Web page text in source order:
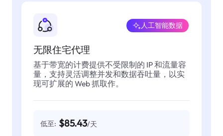
无限住宅代理
人工智能数据
基于带宽的计费提供不受限制的 IP 和流量容
量，支持灵活调整并发和数据吞吐量，以实
现可扩展的 Web 抓取作。
低至: $85.43/天